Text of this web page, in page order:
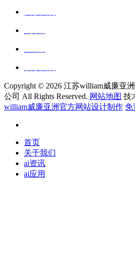
Copyright © 2026 江苏william威廉亚
公司 All Rights Reserved. 网站地图 技
william威廉亚洲官方网站设计制作 免
首页
关于我们
ai资讯
ai应用